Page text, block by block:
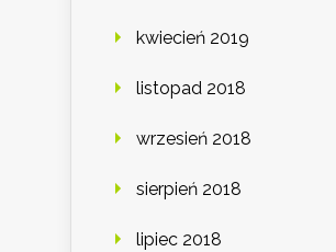
kwiecień 2019
listopad 2018
wrzesień 2018
sierpień 2018
lipiec 2018